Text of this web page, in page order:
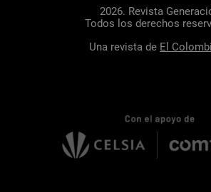
2026. Revista
Todos los derechos
Una revista de El